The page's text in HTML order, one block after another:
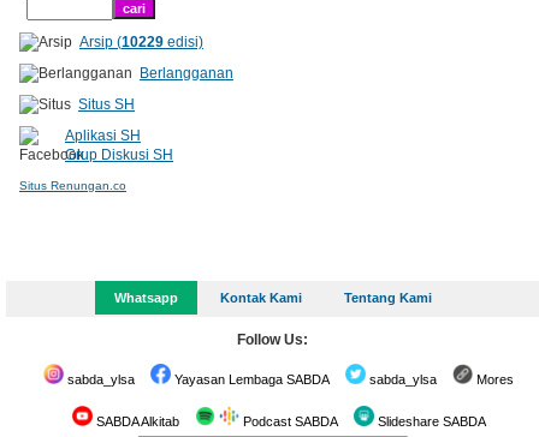
Arsip (10229edisi)
Berlangganan
Situs SH
Aplikasi SH
Grup Diskusi SH
Situs Renungan.co
Whatsapp Kontak Kami Tentang Kami
Follow Us:
sabda_ylsa Yayasan Lembaga SABDA sabda_ylsa Mores
SABDA Alkitab Podcast SABDA Slideshare SABDA